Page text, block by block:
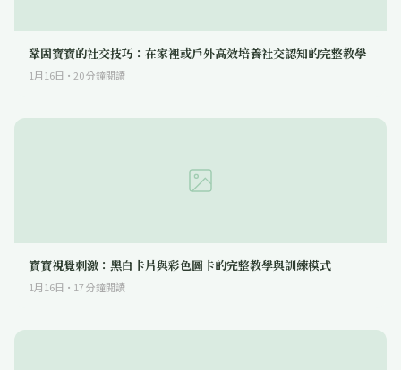
鞏固寶寶的社交技巧：在家裡或戶外高效培養社交認知的完整教學
1月16日 · 20分鐘閱讀
寶寶視覺刺激：黑白卡片與彩色圖卡的完整教學與訓練模式
1月16日 · 17分鐘閱讀